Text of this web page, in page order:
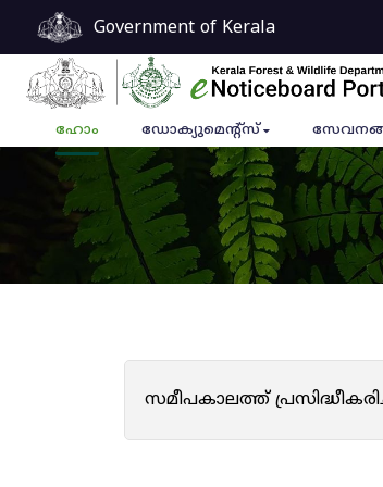
Government of Kerala
ഹോം ഡോക്യുമെൻ്റ്സ്
സമീപകാലത്ത്